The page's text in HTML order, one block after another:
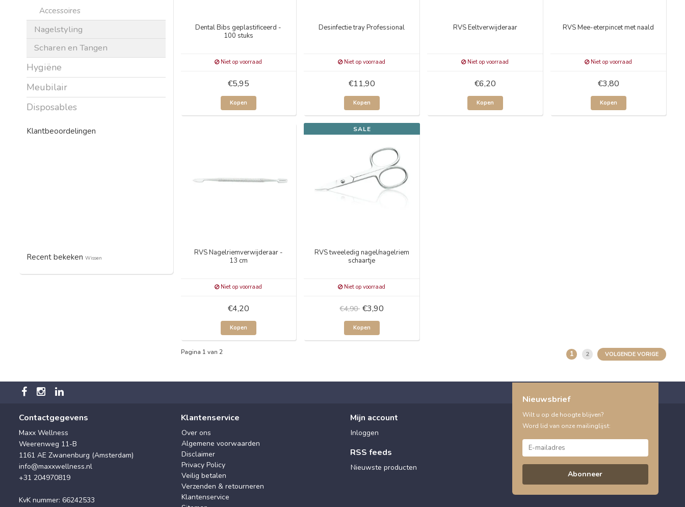
Accessoires
Nagelstyling
Scharen en Tangen
Hygiëne
Meubilair
Disposables
Klantbeoordelingen
Recent bekeken Wissen
Dental Bibs geplastificeerd -
100 stuks
Niet op voorraad
€5,95
Kopen
Desinfectie tray Professional
Niet op voorraad
€11,90
Kopen
RVS Eeltverwijderaar
Niet op voorraad
€6,20
Kopen
RVS Mee-eterpincet met naald
Niet op voorraad
€3,80
Kopen
RVS Nagelriemverwijderaar -
13 cm
Niet op voorraad
€4,20
Kopen
SALE
RVS tweeledig nagel/nagelriem
schaartje
Niet op voorraad
€4,90 €3,90
Kopen
Pagina 1 van 2 1 2 VOLGENDE VORIGE
Contactgegevens
Maxx Wellness
Weerenweg 11-B
1161 AE Zwanenburg (Amsterdam)
info@maxxwellness.nl
+31 204970819
KvK nummer: 66242533
Klantenservice
Over ons
Algemene voorwaarden
Disclaimer
Privacy Policy
Veilig betalen
Verzenden & retourneren
Klantenservice
Mijn account
Inloggen
RSS feeds
Nieuwste producten
Nieuwsbrief
Wilt u op de hoogte blijven?
Word lid van onze mailinglijst:
Abonneer